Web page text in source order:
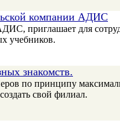
компании АДИС
приглашает для
учебников.
знакомств.
по принципу
свой филиал.